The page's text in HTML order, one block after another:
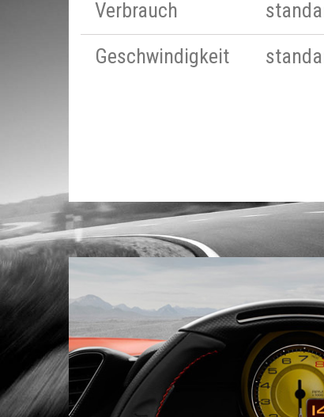
Verbrauch
Geschwindigkeit